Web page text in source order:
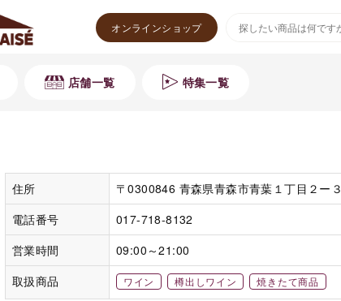
オンラインショップ
店舗一覧 特集一覧
住所
〒0300846 青森県青森市青葉１丁目２ー３
電話番号
017-718-8132
営業時間
09:00～21:00
取扱商品
ワイン 樽出しワイン 焼きたて商品